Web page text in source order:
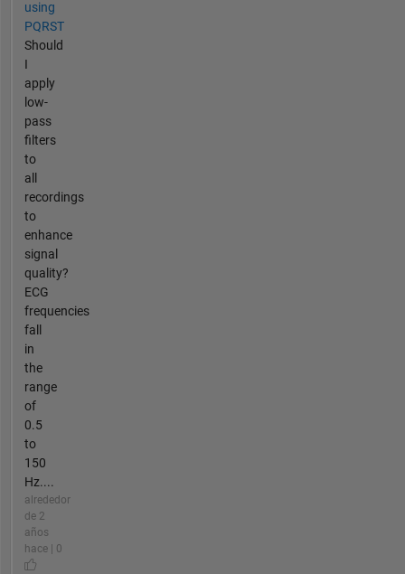
using
PQRST
Should
I
apply
low-
pass
filters
to
all
recordings
to
enhance
signal
quality?
ECG
frequencies
fall
in
the
range
of
0.5
to
150
Hz....
alrededor
de 2
años
hace | 0